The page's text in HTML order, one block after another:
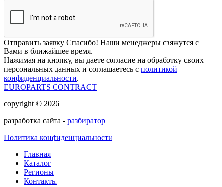
Отправить заявку Спасибо! Наши менеджеры свяжутся с
Вами в ближайшее время.
Нажимая на кнопку, вы даете согласие на обработку своих
персональных данных и соглашаетесь с политикой
конфиденциальности.
EUROPARTS CONTRACT
copyright © 2026
разработка сайта - разбиратор
Политика конфиденциальности
Главная
Каталог
Регионы
Контакты